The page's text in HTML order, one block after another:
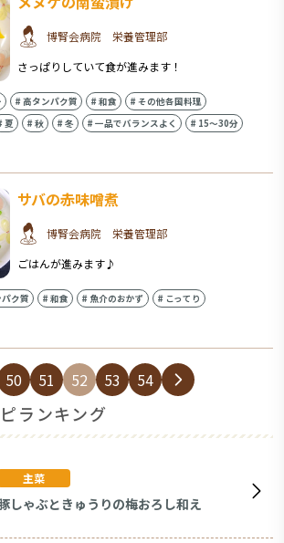
博腎会病院 栄養管理部
さっぱりしていて食が進みます！
#高タンパク質 #和食 #その他各国料理
夏 #秋 #冬 #一品でバランスよく # 15〜30分
サバの赤味噌煮
博腎会病院 栄養管理部
ごはんが進みます♪
ク質 #和食 # 魚介のおかず # こってり
50 51 52 53 54
ランキング
主菜
しゃぶときゅうりの梅おろし和え